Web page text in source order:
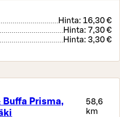
Hinta: 16,30 €
Hinta: 7,30 €
Hinta: 3,30 €
Buffa Prisma,
58,6
km